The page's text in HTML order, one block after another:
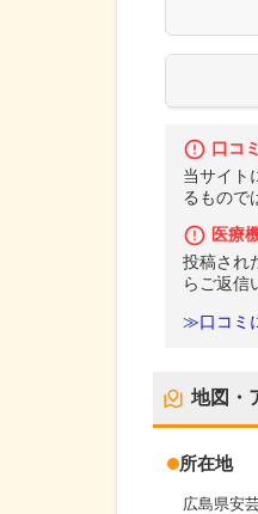
口コ
当サイト
るもので
医療
投稿され
らご返信
≫口コミ
地図・
所在地
広島県安